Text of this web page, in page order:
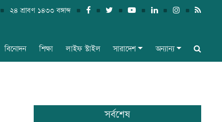
২৪ শ্রাবণ ১৪৩৩ বঙ্গাব্দ
বিনোদন শিক্ষা লাইফ স্টাইল সারাদেশ অন্যান্য
সর্বশেষ